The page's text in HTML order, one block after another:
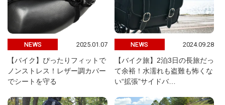
NEWS 2025.01.07
【バイク】ぴったりフィットで
ノンストレス！レザー調カバー
でシートを守る
NEWS 2024.09.28
【バイク旅】2泊3日の長旅だっ
て余裕！水濡れも盗難も怖くな
い“拡張”サイドバ…